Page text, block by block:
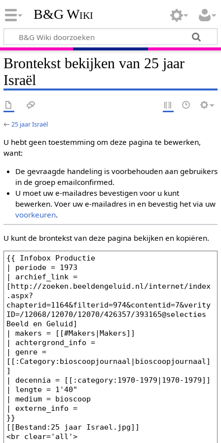
B&G Wiki
Brontekst bekijken van 25 jaar
Israël
←25 jaar Israël
U hebt geen toestemming om deze pagina te bewerken,
want:
De gevraagde handeling is voorbehouden aan gebruikers
in de groep emailconfirmed.
U moet uw e-mailadres bevestigen voor u kunt
bewerken. Voer uw e-mailadres in en bevestig het via uw
voorkeuren.
U kunt de brontekst van deze pagina bekijken en kopiëren.